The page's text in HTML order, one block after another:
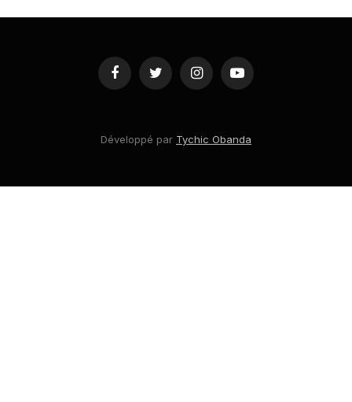
FacebookTwitter InstagramYouTube
Développé par Tychic Obanda